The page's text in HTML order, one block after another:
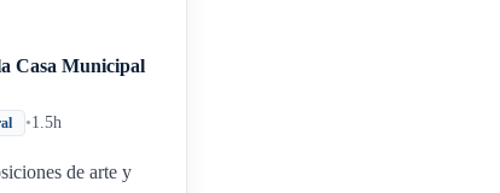
Casa Municipal
•1.5h
de arte y